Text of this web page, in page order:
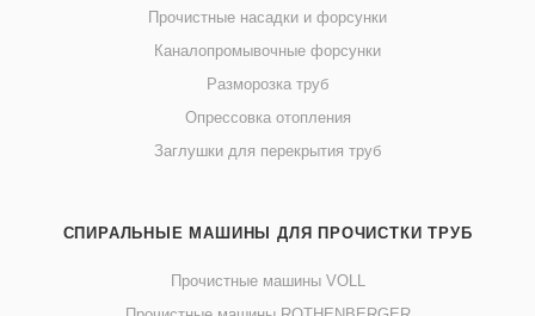
Прочистные насадки и форсунки
Каналопромывочные форсунки
Разморозка труб
Опрессовка отопления
Заглушки для перекрытия труб
СПИРАЛЬНЫЕ МАШИНЫ ДЛЯ ПРОЧИСТКИ ТРУБ
Прочистные машины VOLL